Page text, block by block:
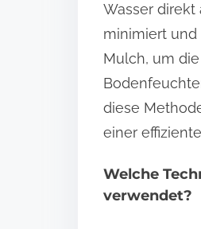
Wasser direkt
minimiert und
Mulch, um
diese
einer
Welche
verwendet?